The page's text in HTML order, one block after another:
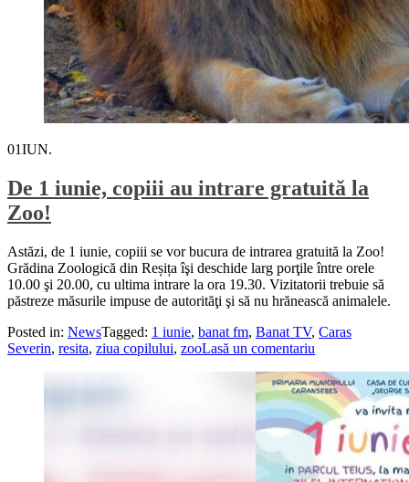
01IUN.
De 1 iunie, copiii au intrare gratuită la
Zoo!
Astăzi, de 1 iunie, copiii se vor bucura de intrarea gratuită la Zoo!
Grădina Zoologică din Reșița îşi deschide larg porţile între orele
10.00 şi 20.00, cu ultima intrare la ora 19.30. Vizitatorii trebuie să
păstreze măsurile impuse de autorităţi şi să nu hrănească animalele.
Posted in: NewsTagged: 1 iunie, banat fm, Banat TV, Caras
Severin, resita, ziua copilului, zooLasă un comentariu